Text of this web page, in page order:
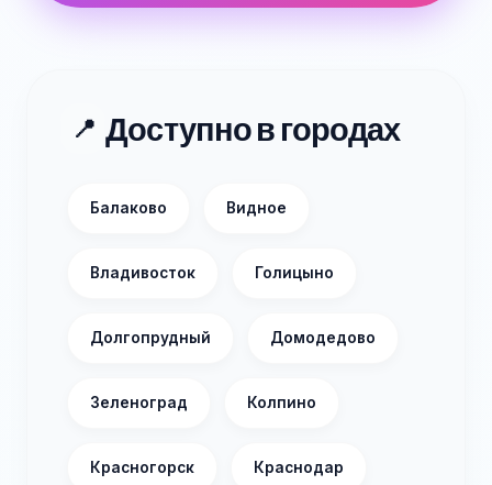
📍 Доступно в городах
Балаково Видное
Владивосток Голицыно
Долгопрудный Домодедово
Зеленоград Колпино
Красногорск Краснодар